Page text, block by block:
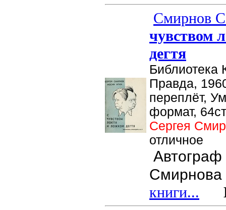
Смирнов
чувством
дегтя
Библиотека
Правда,
переплёт,
формат,
Сергея
отличное
Автограф
Смирнова
книги...